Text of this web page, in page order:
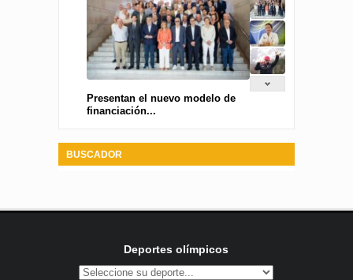
Presentan el nuevo modelo de
financiación...
BUSCADOR
Deportes olímpicos